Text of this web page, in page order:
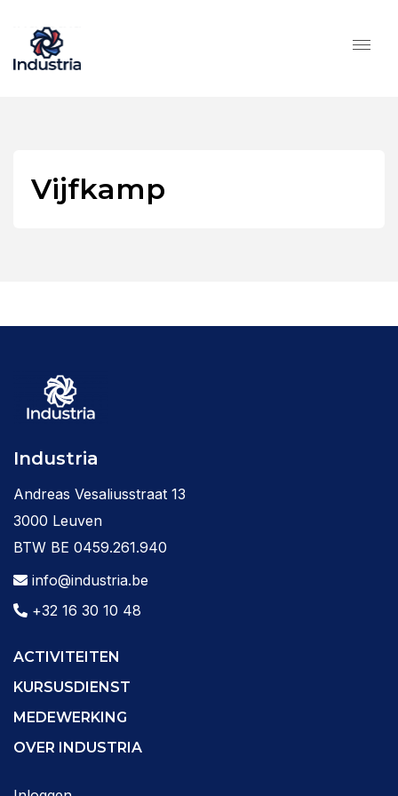
Vijfkamp
Industria
Andreas Vesaliusstraat 13
3000 Leuven
BTW BE 0459.261.940
info@industria.be
+32 16 30 10 48
ACTIVITEITEN
KURSUSDIENST
MEDEWERKING
OVER INDUSTRIA